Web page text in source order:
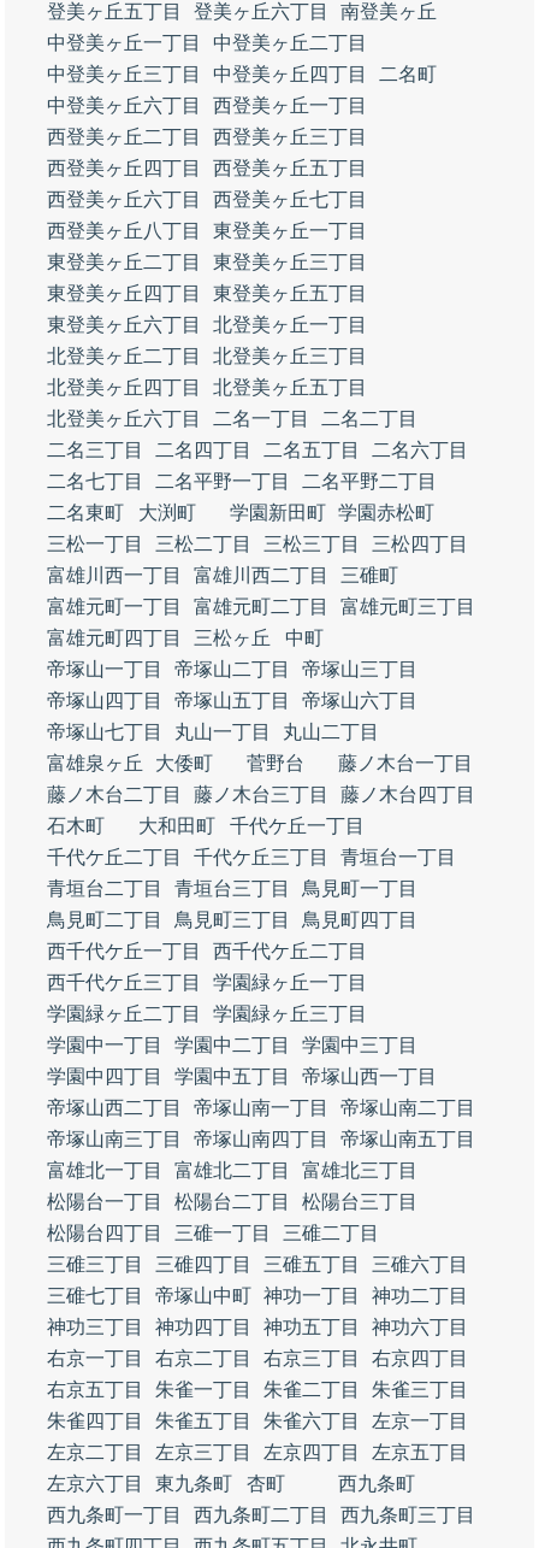
登美ヶ丘五丁目
登美ヶ丘六丁目
南登美ヶ丘
中登美ヶ丘一丁目
中登美ヶ丘二丁目
中登美ヶ丘三丁目
中登美ヶ丘四丁目
二名町
中登美ヶ丘六丁目
西登美ヶ丘一丁目
西登美ヶ丘二丁目
西登美ヶ丘三丁目
西登美ヶ丘四丁目
西登美ヶ丘五丁目
西登美ヶ丘六丁目
西登美ヶ丘七丁目
西登美ヶ丘八丁目
東登美ヶ丘一丁目
東登美ヶ丘二丁目
東登美ヶ丘三丁目
東登美ヶ丘四丁目
東登美ヶ丘五丁目
東登美ヶ丘六丁目
北登美ヶ丘一丁目
北登美ヶ丘二丁目
北登美ヶ丘三丁目
北登美ヶ丘四丁目
北登美ヶ丘五丁目
北登美ヶ丘六丁目
二名一丁目
二名二丁目
二名三丁目
二名四丁目 二名五丁目
二名六丁目
二名七丁目
二名平野一丁目
二名平野二丁目
二名東町
大渕町 学園新田町 学園赤松町
三松一丁目
三松二丁目 三松三丁目
三松四丁目
富雄川西一丁目
富雄川西二丁目
三碓町
富雄元町一丁目
富雄元町二丁目
富雄元町三丁目
富雄元町四丁目
三松ヶ丘
中町
帝塚山一丁目
帝塚山二丁目
帝塚山三丁目
帝塚山四丁目
帝塚山五丁目
帝塚山六丁目
帝塚山七丁目
丸山一丁目
丸山二丁目
富雄泉ヶ丘
大倭町 菅野台
藤ノ木台一丁目
藤ノ木台二丁目
藤ノ木台三丁目
藤ノ木台四丁目
石木町
大和田町
千代ケ丘一丁目
千代ケ丘二丁目
千代ケ丘三丁目
青垣台一丁目
青垣台二丁目
青垣台三丁目
鳥見町一丁目
鳥見町二丁目
鳥見町三丁目
鳥見町四丁目
西千代ケ丘一丁目
西千代ケ丘二丁目
西千代ケ丘三丁目
学園緑ヶ丘一丁目
学園緑ヶ丘二丁目
学園緑ヶ丘三丁目
学園中一丁目
学園中二丁目
学園中三丁目
学園中四丁目
学園中五丁目
帝塚山西一丁目
帝塚山西二丁目
帝塚山南一丁目
帝塚山南二丁目
帝塚山南三丁目
帝塚山南四丁目
帝塚山南五丁目
富雄北一丁目
富雄北二丁目
富雄北三丁目
松陽台一丁目
松陽台二丁目
松陽台三丁目
松陽台四丁目
三碓一丁目
三碓二丁目
三碓三丁目
三碓四丁目 三碓五丁目
三碓六丁目
三碓七丁目
帝塚山中町 神功一丁目
神功二丁目
神功三丁目
神功四丁目 神功五丁目
神功六丁目
右京一丁目
右京二丁目 右京三丁目
右京四丁目
右京五丁目
朱雀一丁目 朱雀二丁目
朱雀三丁目
朱雀四丁目
朱雀五丁目 朱雀六丁目
左京一丁目
左京二丁目
左京三丁目 左京四丁目
左京五丁目
左京六丁目
東九条町 杏町
西九条町
西九条町一丁目
西九条町二丁目
西九条町三丁目